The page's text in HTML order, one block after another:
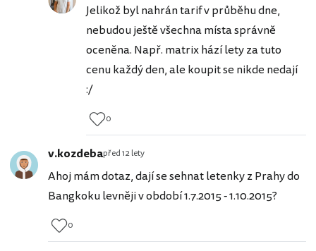
Jelikož byl nahrán tarif v průběhu dne,
nebudou ještě všechna místa správně
oceněna. Např. matrix hází lety za tuto
cenu každý den, ale koupit se nikde nedají
:/
0
v.kozdebapřed 12 lety
Ahoj mám dotaz, dají se sehnat letenky z Prahy do
Bangkoku levněji v období 1.7.2015 - 1.10.2015?
0